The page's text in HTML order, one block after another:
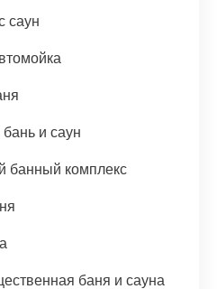
саун
и саун
банный комплекс
баня и сауна